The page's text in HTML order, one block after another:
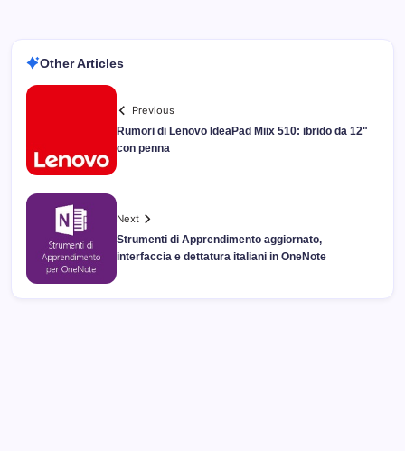
Other Articles
Previous
Rumori di Lenovo IdeaPad Miix 510: ibrido da 12"
con penna
Next
Strumenti di Apprendimento aggiornato,
interfaccia e dettatura italiani in OneNote